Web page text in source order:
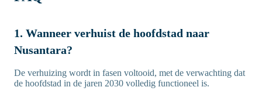
1. Wanneer verhuist de hoofdstad naar
Nusantara?
De verhuizing wordt in fasen voltooid, met de verwachting dat
de hoofdstad in de jaren 2030 volledig functioneel is.